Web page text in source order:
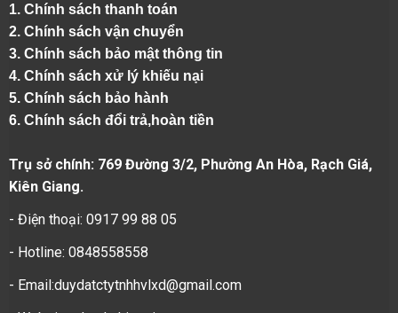
1. Chính sách thanh toán
2. Chính sách vận chuyển
3. Chính sách bảo mật thông tin
4. Chính sách xử lý khiếu nại
5. Chính sách bảo hành
6. Chính sách đổi trả,hoàn tiền
Trụ sở chính: 769 Đường 3/2, Phường An Hòa, Rạch Giá,
Kiên Giang.
- Điện thoại: 0917 99 88 05
- Hotline: 0848558558
- Email:duydatctytnhhvlxd@gmail.com